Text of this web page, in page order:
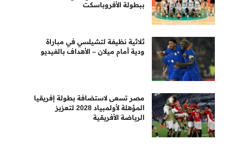
ببطولة الأفروباسكت
ثلاثية نظيفة لتشيلسي في مباراة
ودية أمام ميلان – الأهداف بالفيديو
مصر تسعى لاستضافة بطولة إفريقيا
المؤهلة لأولمبياد 2028 لتعزيز
الرياضة الأفريقية